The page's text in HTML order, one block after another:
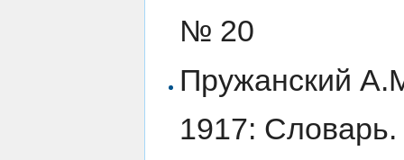
№ 20
Пружанский
1917: